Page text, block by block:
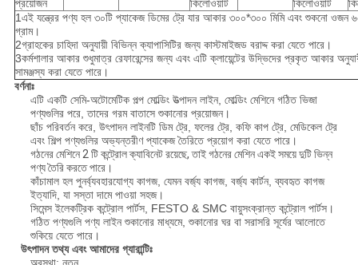
প্রয়োজন
কিলোওয়াট
কিলোওয়াট
1এই যন্ত্রের পণ্য হল ৩০টি প্যাকেজ ডিমের ট্রে যার আকার ৩০০*৩০০ মিমি এবং শুকনো ওজন
গ্রাম।
2গ্রাহকের চাহিদা অনুযায়ী বিভিন্ন ক্যাপাসিটির জন্য কাস্টমাইজড বরাদ্দ করা যেতে পারে।
3কর্মশালার আকার শুধুমাত্র রেফারেন্সের জন্য এবং এটি ক্লায়েন্টের উদ্ভিদের প্রকৃত আকার
সামঞ্জস্য করা যেতে পারে।
বর্ণনাঃ
এটি একটি সেমি-অটোমেটিক পল্প মোল্ডিং উত্পাদন লাইন, মোল্ডিং মেশিনে গঠিত ভিজা
পণ্যগুলির পরে, তাদের গরম বাতাসে শুকানোর প্রয়োজন।
ছাঁচ পরিবর্তন করে, উৎপাদন লাইনটি ডিম ট্রে, ফলের ট্রে, কফি কাপ ট্রে, মেডিকেল ট্রে
এবং শিল্প পণ্যগুলির অভ্যন্তরীণ প্যাকেজ তৈরিতে প্রয়োগ করা যেতে পারে।
গঠনের মেশিনে 2 টি কন্ট্রোল ক্যাবিনেট রয়েছে, তাই গঠনের মেশিন একই সময়ে দুটি ভিন্ন
পণ্য তৈরি করতে পারে।
কাঁচামাল হল পুনর্ব্যবহারযোগ্য কাগজ, যেমন বর্জ্য কাগজ, বর্জ্য কার্টন, ব্যবহৃত কাগজ
ইত্যাদি, যা সস্তা দামে পাওয়া সহজ।
সিমেন্স ইলেকট্রিক কন্ট্রোল পার্টস, FESTO & SMC বায়ুসংক্রান্ত কন্ট্রোল পার্টস।
গঠিত পণ্যগুলি পণ্য লাইন শুকানোর মাধ্যমে, শুকানোর ঘর বা সরাসরি সূর্যের আলোতে
শুকিয়ে যেতে পারে।
উৎপাদন তথ্য এবং আমাদের গ্যারান্টিঃ